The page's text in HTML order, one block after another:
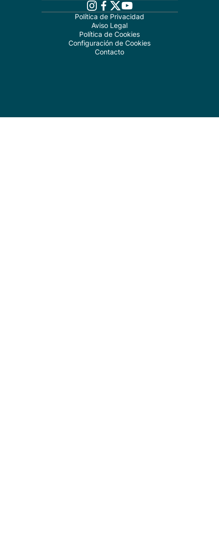
Política de Privacidad
Aviso Legal
Política de Cookies
Configuración de Cookies
Contacto